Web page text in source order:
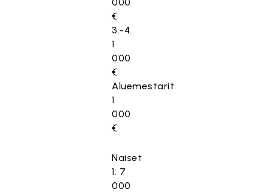
€
3.-4.
1
000
€
Aluemestarit
1
000
€
Naiset
1. 7
000